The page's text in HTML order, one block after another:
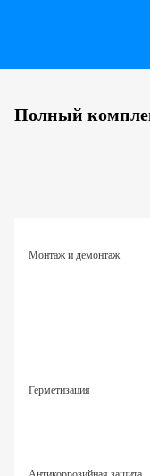
Полный
Монтаж и демонтаж
Герметизация